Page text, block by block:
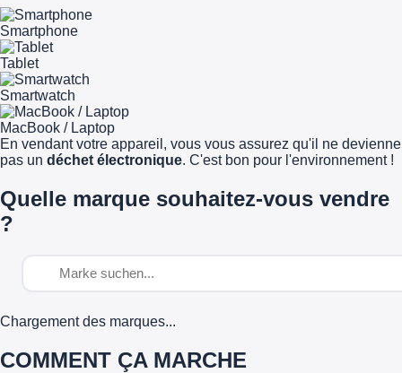
Smartphone
Tablet
Smartwatch
MacBook / Laptop
En vendant votre appareil, vous vous assurez qu'il ne devienne
pas un déchet électronique. C'est bon pour l'environnement !
Quelle marque souhaitez-vous vendre
?
Chargement des marques...
COMMENT ÇA MARCHE